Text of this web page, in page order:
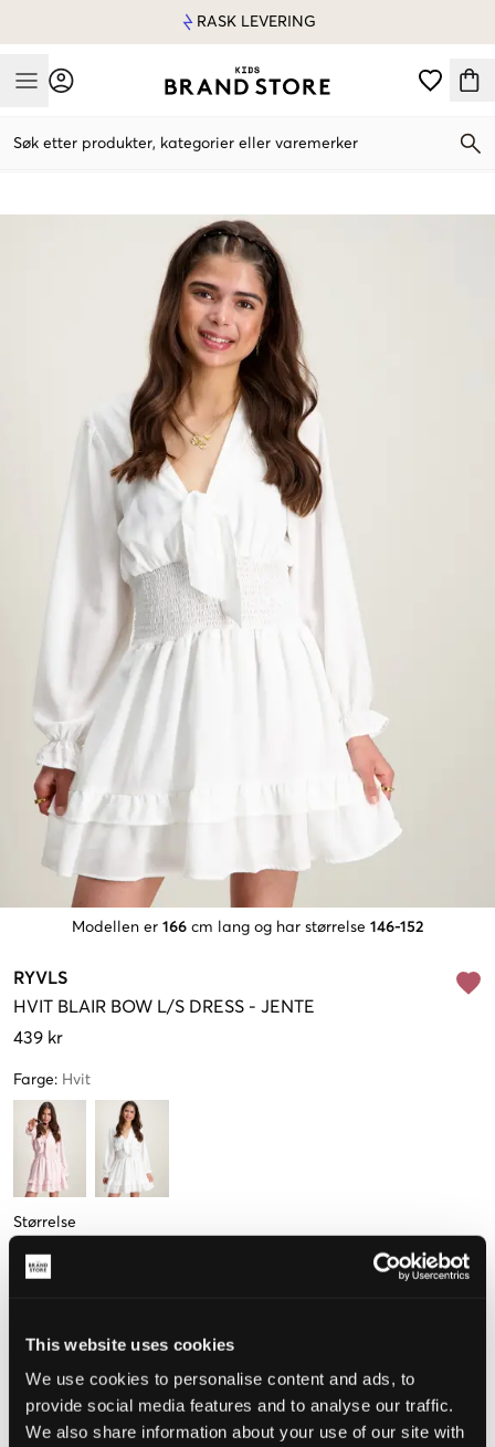
This website uses cookies
We use cookies to personalise content and ads, to
provide social media features and to analyse our traffic.
We also share information about your use of our site with
RASK LEVERING
Mobile Menu
Søk etter produkter, kategorier eller varemerker
Modellen er 166 cm lang og har størrelse 146-152
RYVLS
HVIT BLAIR BOW L/S DRESS - JENTE
439 kr
Farge: Hvit
Størrelse
134-140
Opplevd størrelse
Liten Riktig Stor